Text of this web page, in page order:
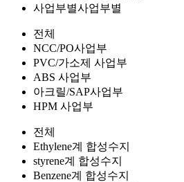
사업부별사업부별
전체
NCC/PO사업부
PVC/가소제 사업부
ABS 사업부
아크릴/SAP사업부
HPM 사업부
전체
Ethylene계 합성수지
styrene계 합성수지
Benzene계 합성수지